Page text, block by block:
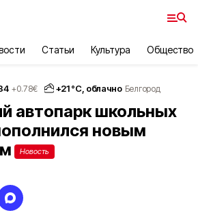
Статьи Культура Общество
+0.78€ +21°С, облачно Белгород
автопарк школьных
новым
Новость